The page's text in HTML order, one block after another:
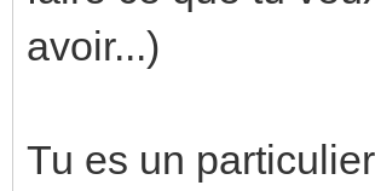
avoir...)
Tu es un